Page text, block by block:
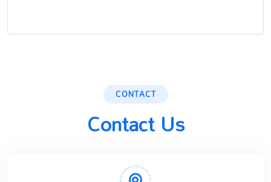
CONTACT
Contact Us